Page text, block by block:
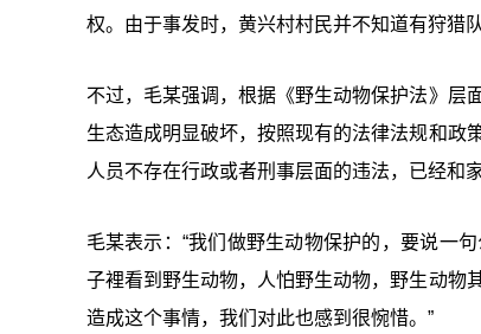
权。由于事发时，黄兴村村民并不知道有狩猎
不过，毛某强调，根据《野生动物保护法》层
生态造成明显破坏，按照现有的法律法规和政
人员不存在行政或者刑事层面的违法，已经和
毛某表示：“我们做野生动物保护的，要说一
子裡看到野生动物，人怕野生动物，野生动物
造成这个事情，我们对此也感到很惋惜。”